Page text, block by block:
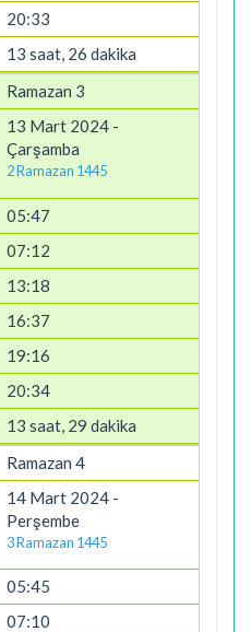
20:33
13 saat, 26 dakika
Ramazan 3
13 Mart 2024 -
Çarşamba
2 Ramazan 1445
05:47
07:12
13:18
16:37
19:16
20:34
13 saat, 29 dakika
Ramazan 4
14 Mart 2024 -
Perşembe
3 Ramazan 1445
05:45
07:10